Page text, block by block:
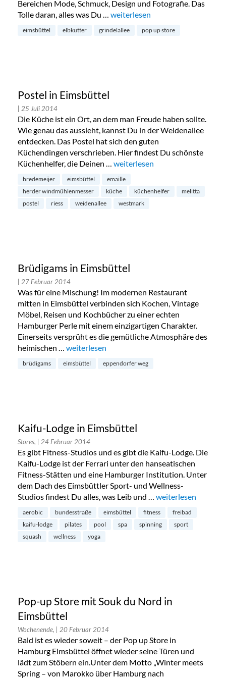
Bereichen Mode, Schmuck, Design und Fotografie. Das
Tolle daran, alles was Du … „Pop-up Store Stadtkutter in
weiterlesen
eimsbüttel elbkutter grindelallee pop up store
Postel in Eimsbüttel
| 25 Juli 2014
Die Küche ist ein Ort, an dem man Freude haben sollte.
Wie genau das aussieht, kannst Du in der Weidenallee
entdecken. Das Postel hat sich den guten
Küchendingen verschrieben. Hier findest Du schönste
Küchenhelfer, die Deinen … „Postel in Eimsbüttel“
weiterlesen
bredemeijer eimsbüttel
emaille
herder windmühlenmesser
küche küchenhelfer
melitta
postel
riess weidenallee westmark
Brüdigams in Eimsbüttel
| 27 Februar 2014
Was für eine Mischung! Im modernen Restaurant
mitten in Eimsbüttel verbinden sich Kochen, Vintage
Möbel, Reisen und Kochbücher zu einer echten
Hamburger Perle mit einem einzigartigen Charakter.
Einerseits versprüht es die gemütliche Atmosphäre des
heimischen … „Brüdigams in Eimsbüttel“
weiterlesen
brüdigams eimsbüttel eppendorfer weg
Kaifu-Lodge in Eimsbüttel
Stores, | 24 Februar 2014
Es gibt Fitness-Studios und es gibt die Kaifu-Lodge. Die
Kaifu-Lodge ist der Ferrari unter den hanseatischen
Fitness-Stätten und eine Hamburger Institution. Unter
dem Dach des Eimsbüttler Sport- und Wellness-
Studios findest Du alles, was Leib und … „Kaifu-Lodge in
weiterlesen
aerobic bundesstraße eimsbüttel fitness
freibad
kaifu-lodge
pilates pool spa spinning
sport
squash
wellness yoga
Pop-up Store mit Souk du Nord in
Eimsbüttel
Wochenende, | 20 Februar 2014
Bald ist es wieder soweit – der Pop up Store in
Hamburg Eimsbüttel öffnet wieder seine Türen und
lädt zum Stöbern ein.Unter dem Motto „Winter meets
Spring – von Marokko über Hamburg nach